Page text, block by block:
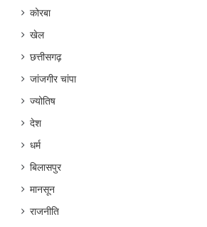
कोरबा
खेल
छत्तीसगढ़
जांजगीर चांपा
ज्योतिष
देश
धर्म
बिलासपुर
मानसून
राजनीति